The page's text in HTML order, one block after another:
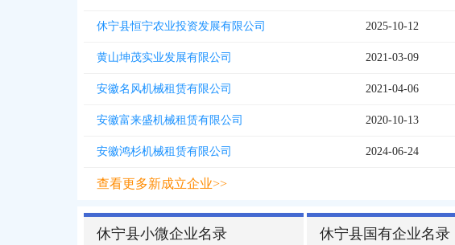
休宁县恒宁农业投资发展有限公司 2025-10-12
黄山坤茂实业发展有限公司 2021-03-09
安徽名风机械租赁有限公司 2021-04-06
安徽富来盛机械租赁有限公司 2020-10-13
安徽鸿杉机械租赁有限公司 2024-06-24
查看更多新成立企业>>
休宁县小微企业名录 休宁县国有企业名录